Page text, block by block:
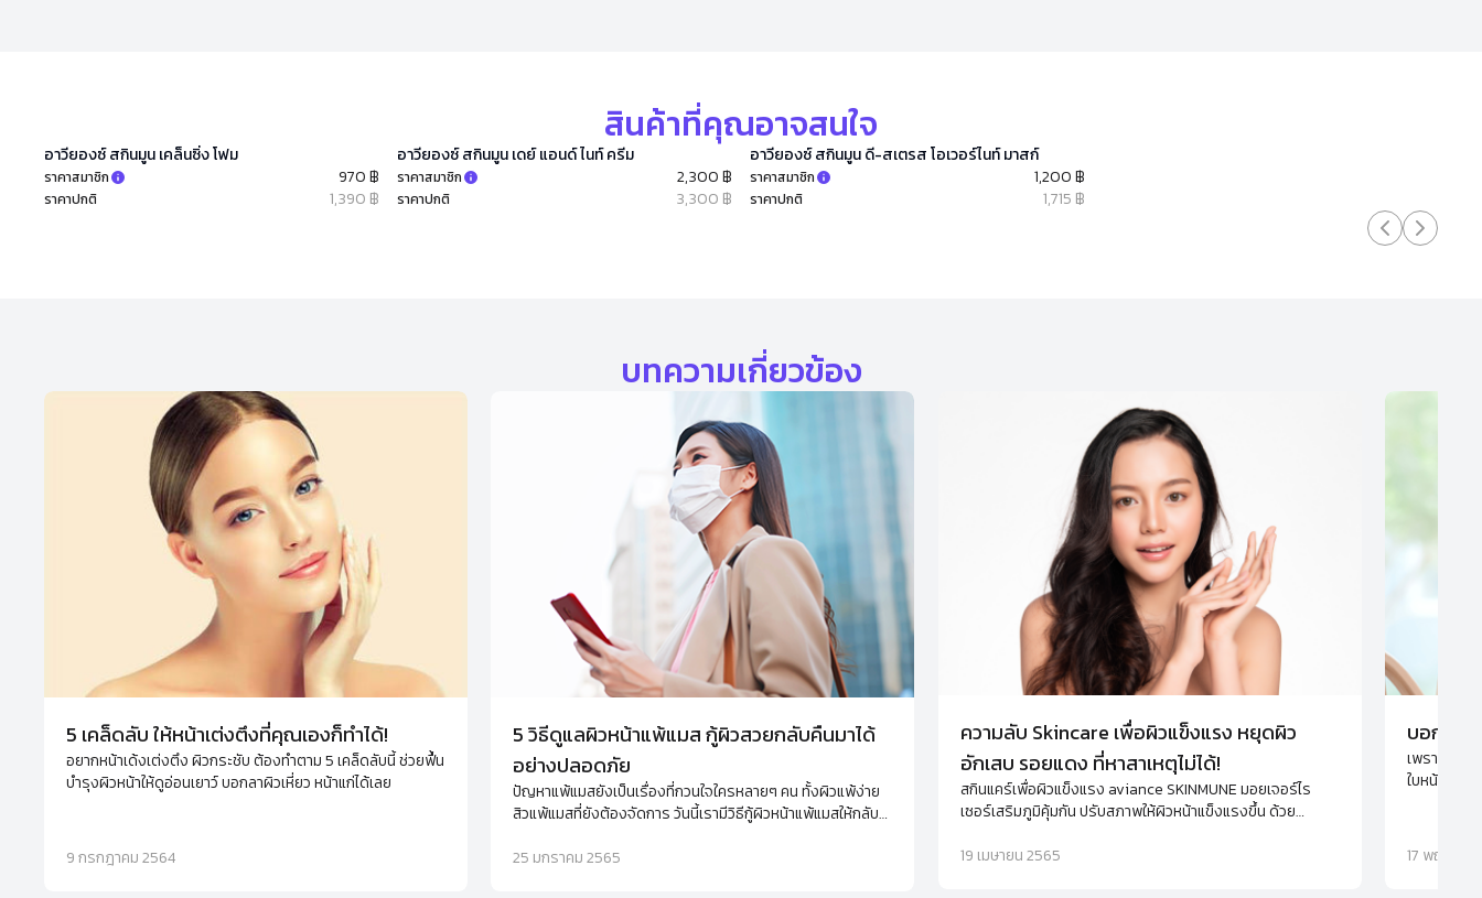
สินค้าที่คุณอาจสนใจ
อาวียองซ์ สกินมูน เคล็นซิ่ง โฟม
ราคาสมาชิก 970 ฿
ราคาปกติ 1,390 ฿
อาวียองซ์ สกินมูน เดย์ แอนด์ ไนท์ ครีม
ราคาสมาชิก 2,300 ฿
ราคาปกติ 3,300 ฿
อาวียองซ์ สกินมูน ดี-สเตรส โอเวอร์ไนท์ มาสก์
ราคาสมาชิก 1,200 ฿
ราคาปกติ 1,715 ฿
บทความเกี่ยวข้อง
5 เคล็ดลับ ให้หน้าเต่งตึงที่คุณเองก็ทำได้!
อยากหน้าเด้งเต่งตึง ผิวกระชับ ต้องทำตาม 5 เคล็ดลับนี้ ช่วยฟื้น
บำรุงผิวหน้าให้ดูอ่อนเยาว์ บอกลาผิวเหี่ยว หน้าแก่ได้เลย
9 กรกฎาคม 2564
5 วิธีดูแลผิวหน้าแพ้แมส กู้ผิวสวยกลับคืนมาได้
อย่างปลอดภัย
ปัญหาแพ้แมสยังเป็นเรื่องที่กวนใจใครหลายๆ คน ทั้งผิวแพ้ง่าย
สิวแพ้แมสที่ยังต้องจัดการ วันนี้เรามีวิธีกู้ผิวหน้าแพ้แมสให้กลับ
25 มกราคม 2565
ความลับ Skincare เพื่อผิวแข็งแรง หยุดผิว
อักเสบ รอยแดง ที่หาสาเหตุไม่ได้!
สกินแคร์เพื่อผิวแข็งแรง aviance SKINMUNE มอยเจอร์ไร
เซอร์เสริมภูมิคุ้มกัน ปรับสภาพให้ผิวหน้าแข็งแรงขึ้น ด้วย
ปัญหารอยแดงที่หาสาเหตุไม่ได้อย่างยั่งยืน
19 เมษายน 2565
บอกลาริ้
เพราะควา
ใบหน้า จัด
17 พฤษภาค